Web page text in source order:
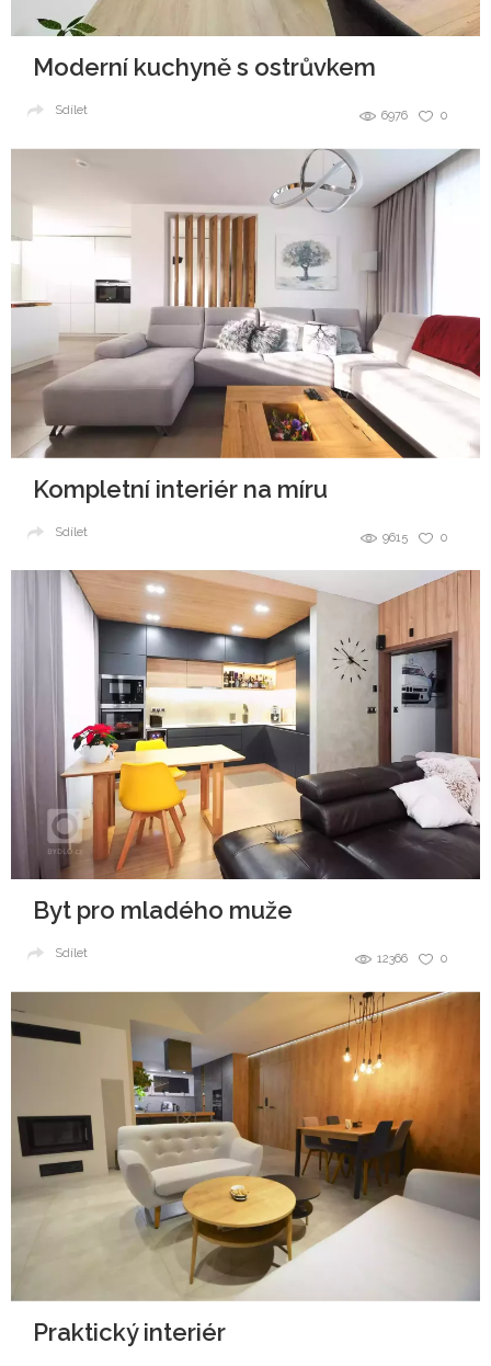
Moderní kuchyně s ostrůvkem
0
6976
Sdílet
Kompletní interiér na míru
0
9615
Sdílet
Byt pro mladého muže
0
12366
Sdílet
Praktický interiér